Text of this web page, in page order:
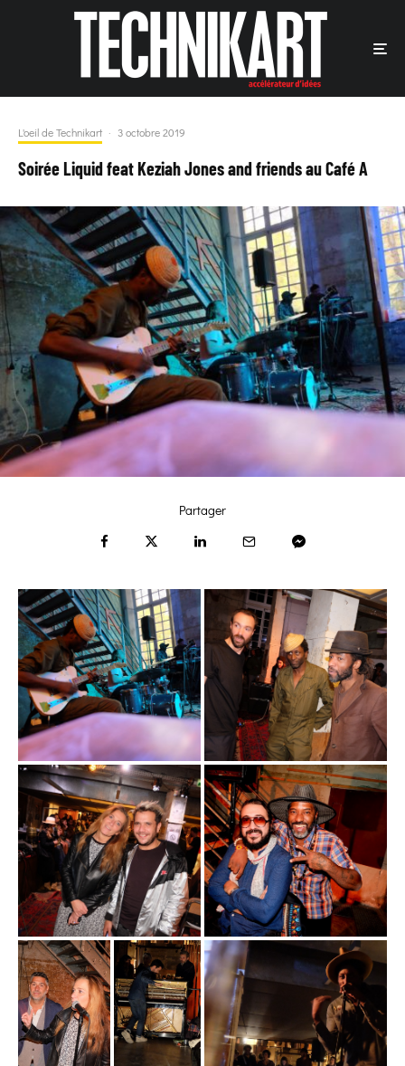
L'oeil de Technikart · 3 octobre 2019
Soirée Liquid feat Keziah Jones and friends au Café A
Partager